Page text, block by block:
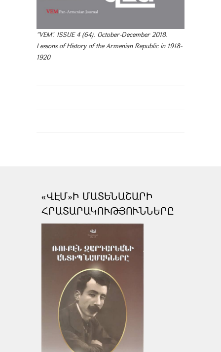
"VEM". ISSUE 4 (64). October-December 2018.
Lessons of History of the Armenian Republic in 1918-
1920
«ՎԷՄ»Ի ՄԱՏԵՆԱՇԱՐԻ
ՀՐԱՏԱՐԱԿՈՒԹՅՈՒՆՆԵՐԸ